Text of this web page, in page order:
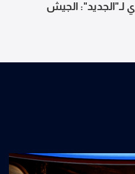
لـ"الجديد": الجيش